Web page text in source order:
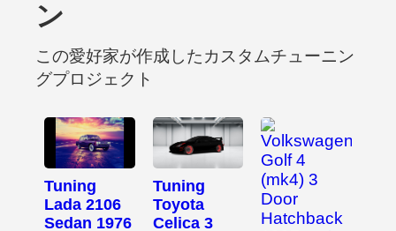
ン
この愛好家が作成したカスタムチューニン
グプロジェクト
Tuning
Lada 2106
Sedan 1976
Tuning
Toyota
Celica 3